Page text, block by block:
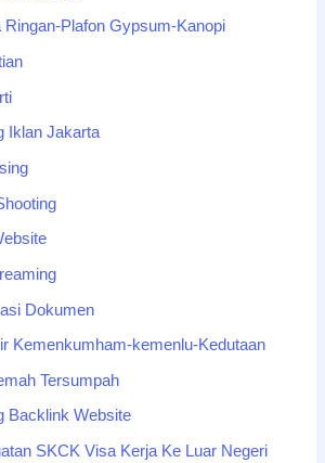
Ringan-Plafon Gypsum-Kanopi
Iklan Jakarta
Dokumen
Kemenkumham-kemenlu-Kedutaan
Tersumpah
Backlink Website
SKCK Visa Kerja Ke Luar Negeri